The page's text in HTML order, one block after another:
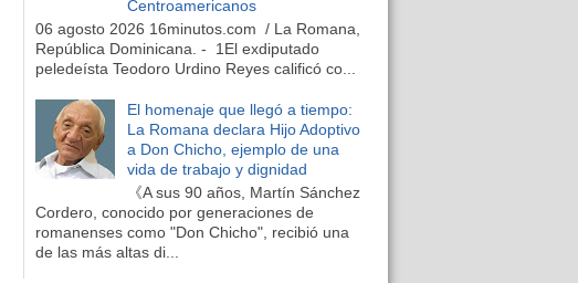
Centroamericanos
06 agosto 2026 16minutos.com / La Romana,
República Dominicana. - 1El exdiputado
peledeísta Teodoro Urdino Reyes calificó co...
El homenaje que llegó a tiempo:
La Romana declara Hijo Adoptivo
a Don Chicho, ejemplo de una
vida de trabajo y dignidad
《A sus 90 años, Martín Sánchez
Cordero, conocido por generaciones de
romanenses como "Don Chicho", recibió una
de las más altas di...